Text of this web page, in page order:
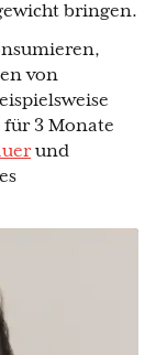
bringen.
von
3 Monate
und